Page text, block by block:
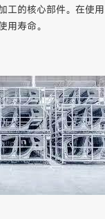
工的核心部件。在使用
用寿命。